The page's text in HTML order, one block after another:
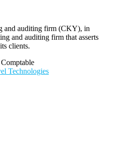
and auditing firm (CKY), in
and auditing firm that asserts
clients.
Technologies